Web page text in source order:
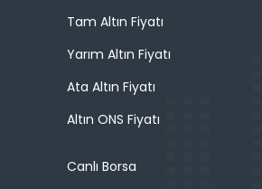
Tam Altın Fiyatı
Yarım Altın Fiyatı
Ata Altın Fiyatı
Altın ONS Fiyatı
Canlı Borsa